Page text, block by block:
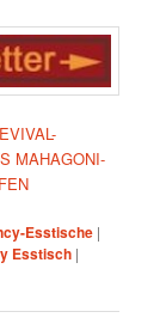
MAHAGONI-
Esstische |
Esstisch |